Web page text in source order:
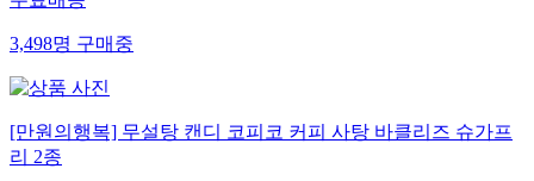
3,498명구매중
[만원의행복] 무설탕 캔디 코피코 커피 사탕 바클리즈 슈가프
리 2종